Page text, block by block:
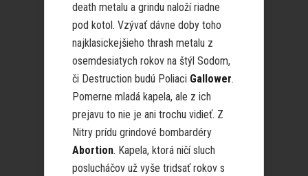
death metalu a grindu naloží riadne
pod kotol. Vzývať dávne doby toho
najklasickejšieho thrash metalu z
osemdesiatych rokov na štýl Sodom,
či Destruction budú Poliaci Gallower.
Pomerne mladá kapela, ale z ich
prejavu to nie je ani trochu vidieť. Z
Nitry prídu grindové bombardéry
Abortion. Kapela, ktorá ničí sluch
poslucháčov už vyše tridsať rokov s